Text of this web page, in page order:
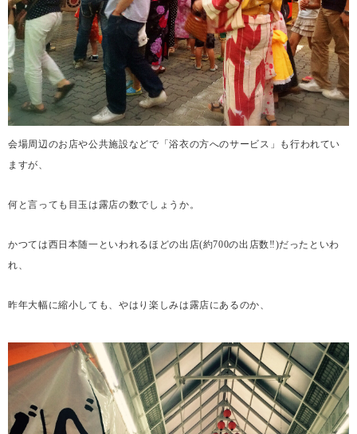
会場周辺のお店や公共施設などで「浴衣の方へのサービス」も行われてい
ますが、
何と言っても目玉は露店の数でしょうか。
かつては西日本随一といわれるほどの出店(約700の出店数‼︎)だったといわ
れ、
昨年大幅に縮小しても、やはり楽しみは露店にあるのか、